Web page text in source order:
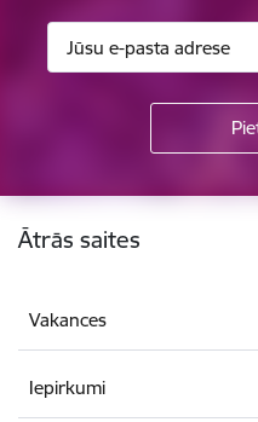
Kājene
Ātrās saites
Vakances
Iepirkumi